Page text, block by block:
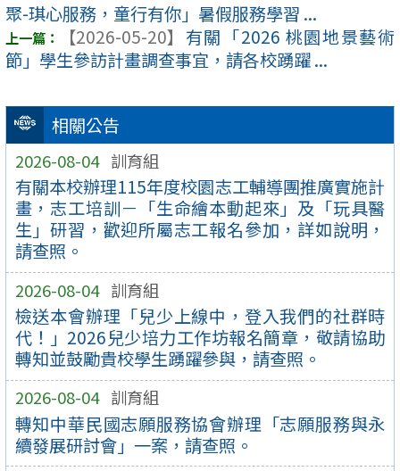
相關公告
2026-08-04 訓育組
有關本校辦理115年度校園志工輔導團推廣實施計
畫，志工培訓－「生命繪本動起來」及「玩具醫
生」研習，歡迎所屬志工報名參加，詳如說明，
請查照。
2026-08-04 訓育組
檢送本會辦理「兒少上線中，登入我們的社群時
代！」2026兒少培力工作坊報名簡章，敬請協助
轉知並鼓勵貴校學生踴躍參與，請查照。
2026-08-04 訓育組
轉知中華民國志願服務協會辦理「志願服務與永
續發展研討會」一案，請查照。
聚-琪心服務，童行有你」暑假服務學習 ...
【2026-05-20】 有關「2026 桃園地景藝術
節」學生參訪計畫調查事宜，請各校踴躍 ...